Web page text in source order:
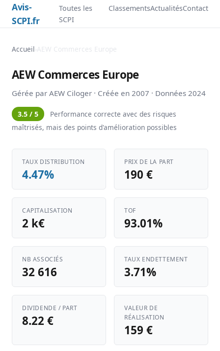
Avis-
SCPI.fr
Toutes les
SCPI
ClassementsActualitésContact
Accueil›AEW Commerces Europe
AEW Commerces Europe
Gérée par AEW Ciloger · Créée en 2007 · Données 2024
3.5 / 5
Performance correcte avec des risques
maîtrisés, mais des points d'amélioration possibles
TAUX DISTRIBUTION
4.47%
PRIX DE LA PART
190 €
CAPITALISATION
2 k€
TOF
93.01%
NB ASSOCIÉS
32 616
TAUX ENDETTEMENT
3.71%
DIVIDENDE / PART
8.22 €
VALEUR DE
RÉALISATION
159 €